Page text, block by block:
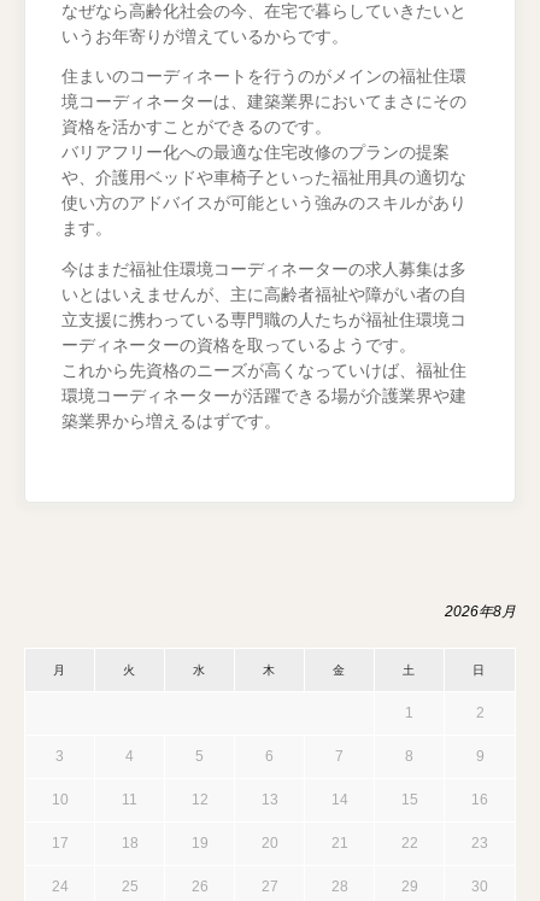
なぜなら高齢化社会の今、在宅で暮らしていきたいと
いうお年寄りが増えているからです。
住まいのコーディネートを行うのがメインの福祉住環
境コーディネーターは、建築業界においてまさにその
資格を活かすことができるのです。
バリアフリー化への最適な住宅改修のプランの提案
や、介護用ベッドや車椅子といった福祉用具の適切な
使い方のアドバイスが可能という強みのスキルがあり
ます。
今はまだ福祉住環境コーディネーターの求人募集は多
いとはいえませんが、主に高齢者福祉や障がい者の自
立支援に携わっている専門職の人たちが福祉住環境コ
ーディネーターの資格を取っているようです。
これから先資格のニーズが高くなっていけば、福祉住
環境コーディネーターが活躍できる場が介護業界や建
築業界から増えるはずです。
2026年8月
月 火 水 木 金 土 日
1 2
3 4 5 6 7 8 9
10 11 12 13 14 15 16
17 18 19 20 21 22 23
24 25 26 27 28 29 30